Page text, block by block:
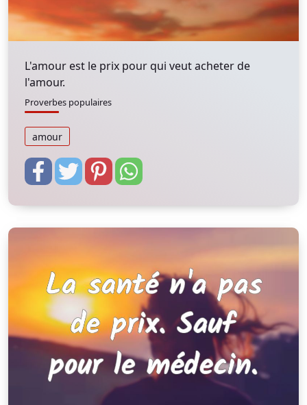
L'amour est le prix pour qui veut acheter de
l'amour.
Proverbes populaires
amour